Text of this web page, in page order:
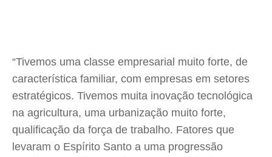
“Tivemos uma classe empresarial muito forte, de
característica familiar, com empresas em setores
estratégicos. Tivemos muita inovação tecnológica
na agricultura, uma urbanização muito forte,
qualificação da força de trabalho. Fatores que
levaram o Espírito Santo a uma progressão